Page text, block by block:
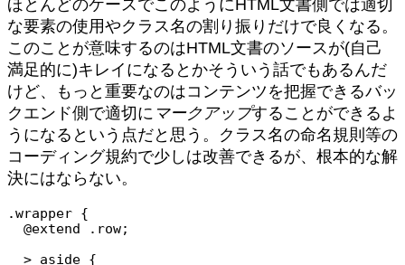
ほとんどのケースでこのようにHTML文書側では適切
な要素の使用やクラス名の割り振りだけで良くなる。
このことが意味するのはHTML文書のソースが(自己
満足的に)キレイになるとかそういう話でもあるんだ
けど、もっと重要なのはコンテンツを把握できるバッ
クエンド側で適切に マークアップすることができるよ
うになるという点だと思う。クラス名の命名規則等の
コーディング規約で少しは改善できるが、根本的な解
決にはならない。
.wrapper {